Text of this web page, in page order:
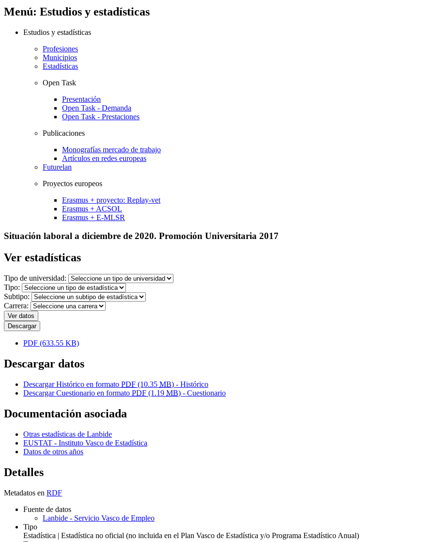
Menú: Estudios y estadísticas
Estudios y estadísticas
Profesiones
Municipios
Estadísticas
Open Task
Presentación
Open Task - Demanda
Open Task - Prestaciones
Publicaciones
Monografías mercado de trabajo
Artículos en redes europeas
Futurelan
Proyectos europeos
Erasmus + proyecto: Replay-vet
Erasmus + ACSOL
Erasmus + E-MLSR
Situación laboral a diciembre de 2020. Promoción Universitaria 2017
Ver estadísticas
Tipo de universidad:
Tipo:
Subtipo:
Carrera:
Ver datos
Descargar
PDF (633.55 KB)
Descargar datos
Descargar Histórico en formato PDF (10.35 MB) - Histórico
Descargar Cuestionario en formato PDF (1.19 MB) - Cuestionario
Documentación asociada
Otras estadísticas de Lanbide
EUSTAT - Instituto Vasco de Estadística
Datos de otros años
Detalles
Metadatos en RDF
Fuente de datos
Lanbide - Servicio Vasco de Empleo
Tipo
Estadística | Estadística no oficial (no incluida en el Plan Vasco de Estadística y/o Programa Estadístico Anual)